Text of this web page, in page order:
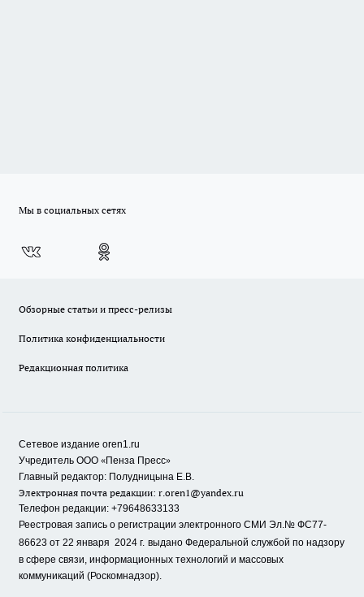
Мы в социальных сетях
Обзорные статьи и пресс-релизы
Политика конфиденциальности
Редакционная политика
Сетевое издание oren1.ru
Учредитель ООО «Пенза Пресс»
Главный редактор: Полудницына Е.В.
Электронная почта редакции: r.oren1@yandex.ru
Телефон редакции: +79648633133
Реестровая запись о регистрации электронного СМИ Эл.№ ФС77-
86623 от 22 января 2024 г. выдано Федеральной службой по надзору
в сфере связи, информационных технологий и массовых
коммуникаций (Роскомнадзор).